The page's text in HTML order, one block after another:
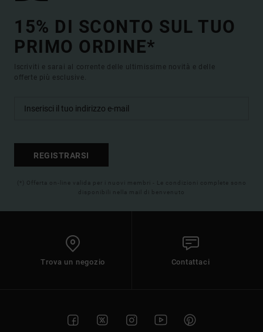
15% DI SCONTO SUL TUO
PRIMO ORDINE*
Iscriviti e sarai al corrente delle ultimissime novità e delle
offerte più esclusive.
REGISTRARSI
(*) Offerta on-line valida per i nuovi membri - Le condizioni complete sono
disponibili nella mail di benvenuto
Trova un negozio Contattaci